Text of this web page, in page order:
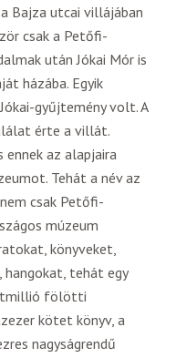
Bajza utcai villájában
csak a Petőfi-
után Jókai Mór is
házába. Egyik
gyűjtemény volt. A
érte a villát.
az alapjaira
Tehát a név az
csak Petőfi-
múzeum
könyveket,
tehát egy
fölötti
kötet könyv, a
nagyságrendű